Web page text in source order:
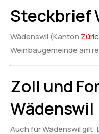
Steckbrief
Wädenswil (Kanton
Weinbaugemeinde am
Zoll und
Wädenswil
Auch für Wädenswil gilt: